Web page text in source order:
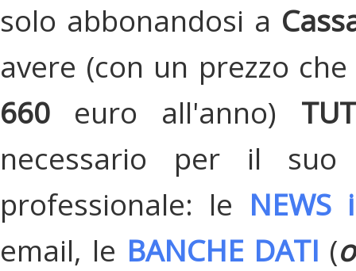
solo abbonandosi a
avere (con un prezzo
660 euro all'anno)
necessario per il suo
professionale: le
email, le BANCHE DATI (